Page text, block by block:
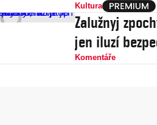
Kultura
Zalužnyj
jen iluzí
Komentáře